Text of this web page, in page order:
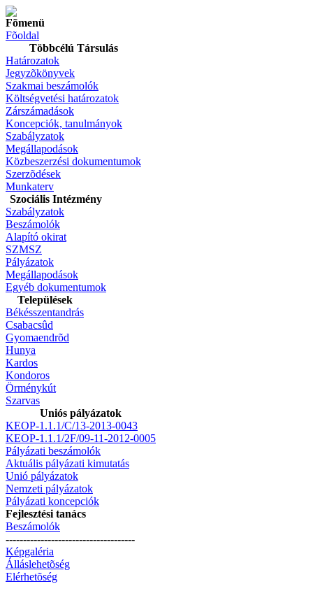
Fõmenü
Fõoldal
Többcélú Társulás
Határozatok
Jegyzõkönyvek
Szakmai beszámolók
Költségvetési határozatok
Zárszámadások
Koncepciók, tanulmányok
Szabályzatok
Megállapodások
Közbeszerzési dokumentumok
Szerzõdések
Munkaterv
Szociális Intézmény
Szabályzatok
Beszámolók
Alapító okirat
SZMSZ
Pályázatok
Megállapodások
Egyéb dokumentumok
Települések
Békésszentandrás
Csabacsûd
Gyomaendrõd
Hunya
Kardos
Kondoros
Örménykút
Szarvas
Uniós pályázatok
KEOP-1.1.1/C/13-2013-0043
KEOP-1.1.1/2F/09-11-2012-0005
Pályázati beszámolók
Aktuális pályázati kimutatás
Unió pályázatok
Nemzeti pályázatok
Pályázati koncepciók
Fejlesztési tanács
Beszámolók
-------------------------------------
Képgaléria
Álláslehetõség
Elérhetõség